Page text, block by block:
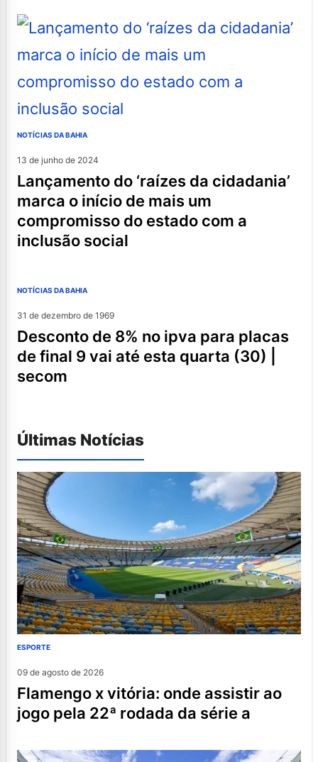
NOTÍCIAS DA BAHIA
13 de junho de 2024
lançamento do ‘raízes da cidadania’
marca o início de mais um
compromisso do estado com a
inclusão social
NOTÍCIAS DA BAHIA
31 de dezembro de 1969
desconto de 8% no ipva para placas
de final 9 vai até esta quarta (30) |
secom
Últimas Notícias
ESPORTE
09 de agosto de 2026
flamengo x vitória: onde assistir ao
jogo pela 22ª rodada da série a